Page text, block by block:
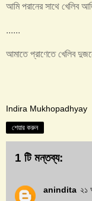
আমি পরানের সাথে খেলিব
......
আমাতে প্রাণেতে খেলিব
Indira Mukhopadhyay
শেয়ার করুন
1 টি মন্তব্য:
anindita ২১